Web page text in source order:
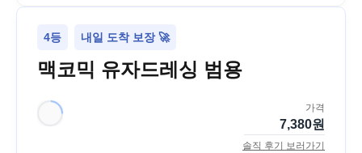
4등 내일 도착 보장 🚀
맥코믹 유자드레싱 범용
가격
7,380원
솔직 후기 보러가기